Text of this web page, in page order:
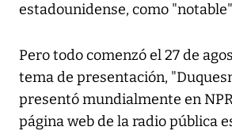
estadounidense, como
Pero todo comenzó el 27 de
tema de presentación,
presentó mundialmente en
página web de la radio pública